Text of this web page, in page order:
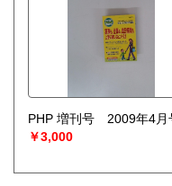
PHP 増刊号 2009年4月
￥3,000